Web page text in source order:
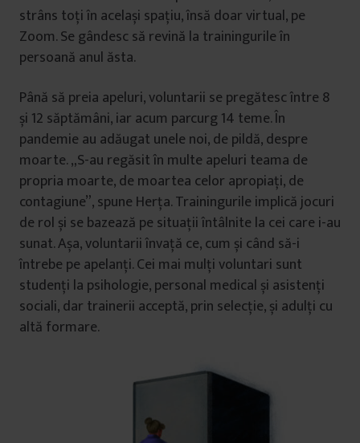
strâns toți în același spațiu, însă doar virtual, pe
Zoom. Se gândesc să revină la trainingurile în
persoană anul ăsta.
Până să preia apeluri, voluntarii se pregătesc între 8
și 12 săptămâni, iar acum parcurg 14 teme. În
pandemie au adăugat unele noi, de pildă, despre
moarte. „S-au regăsit în multe apeluri teama de
propria moarte, de moartea celor apropiați, de
contagiune”, spune Herța. Trainingurile implică jocuri
de rol și se bazează pe situații întâlnite la cei care i-au
sunat. Așa, voluntarii învață ce, cum și când să-i
întrebe pe apelanți. Cei mai mulți voluntari sunt
studenți la psihologie, personal medical și asistenți
sociali, dar trainerii acceptă, prin selecție, și adulți cu
altă formare.